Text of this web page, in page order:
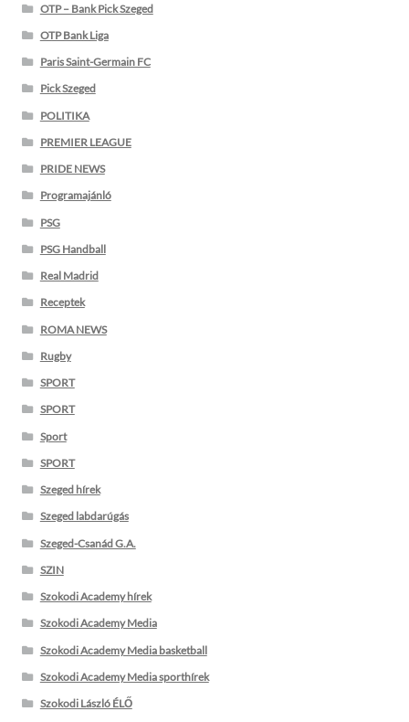
OTP – Bank Pick Szeged
OTP Bank Liga
Paris Saint-Germain FC
Pick Szeged
POLITIKA
PREMIER LEAGUE
PRIDE NEWS
Programajánló
PSG
PSG Handball
Real Madrid
Receptek
ROMA NEWS
Rugby
SPORT
SPORT
Sport
SPORT
Szeged hírek
Szeged labdarúgás
Szeged-Csanád G.A.
SZIN
Szokodi Academy hírek
Szokodi Academy Media
Szokodi Academy Media basketball
Szokodi Academy Media sporthírek
Szokodi László ÉLŐ